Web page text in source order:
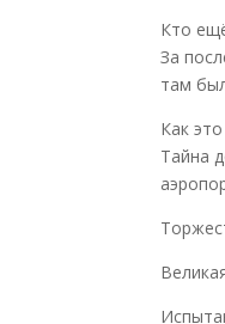
Кто
За
там
Как
Тайна